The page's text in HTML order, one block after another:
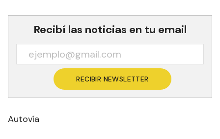
Recibí las noticias en tu email
RECIBIR NEWSLETTER
Autovía